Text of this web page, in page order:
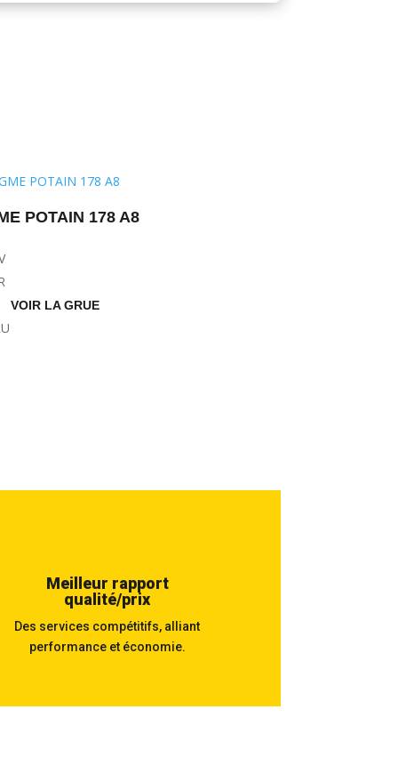
POTAIN 178 A8
VOIR LA GRUE
Meilleur rapport
qualité/prix
Des services compétitifs, alliant
performance et économie.